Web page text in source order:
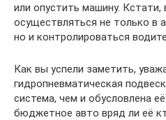
или опустить машину. Кстати,
осуществляться не только в
но и контролироваться
Как вы успели заметить,
гидропневматическая
система, чем и обусловлена
бюджетное авто вряд ли её